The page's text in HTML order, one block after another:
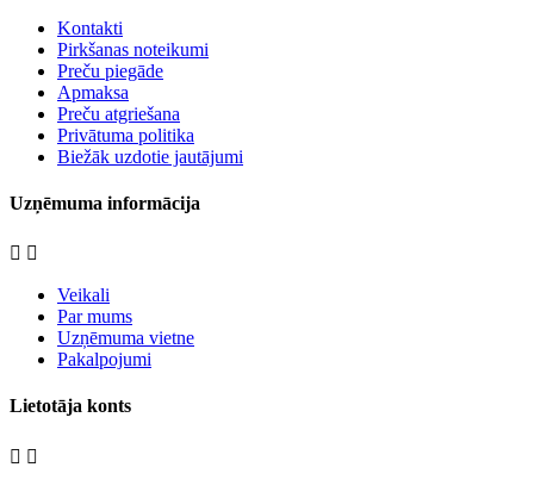
Kontakti
Pirkšanas noteikumi
Preču piegāde
Apmaksa
Preču atgriešana
Privātuma politika
Biežāk uzdotie jautājumi
Uzņēmuma informācija
 
Veikali
Par mums
Uzņēmuma vietne
Pakalpojumi
Lietotāja konts
 